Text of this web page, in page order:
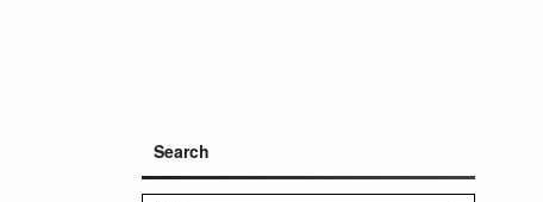
Search